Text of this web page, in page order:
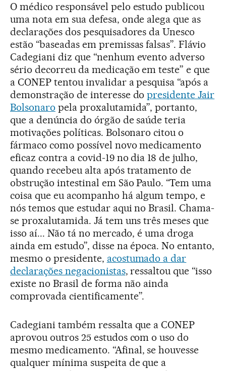
O médico responsável pelo estudo publicou
uma nota em sua defesa, onde alega que as
declarações dos pesquisadores da Unesco
estão “baseadas em premissas falsas”. Flávio
Cadegiani diz que “nenhum evento adverso
sério decorreu da medicação em teste” e que
a CONEP tentou invalidar a pesquisa “após a
demonstração de interesse dopresidente Jair
Bolsonaro pela proxalutamida”, portanto,
que a denúncia do órgão de saúde teria
motivações políticas. Bolsonaro citou o
fármaco como possível novo medicamento
eficaz contra a covid-19 no dia 18 de julho,
quando recebeu alta após tratamento de
obstrução intestinal em São Paulo. “Tem uma
coisa que eu acompanho há algum tempo, e
nós temos que estudar aqui no Brasil. Chama-
se proxalutamida. Já tem uns três meses que
isso aí... Não tá no mercado, é uma droga
ainda em estudo”, disse na época. No entanto,
mesmo o presidente, acostumado a dar
declarações negacionistas, ressaltou que “isso
existe no Brasil de forma não ainda
comprovada cientificamente”.
Cadegiani também ressalta que a CONEP
aprovou outros 25 estudos com o uso do
mesmo medicamento. “Afinal, se houvesse
qualquer mínima suspeita de que a